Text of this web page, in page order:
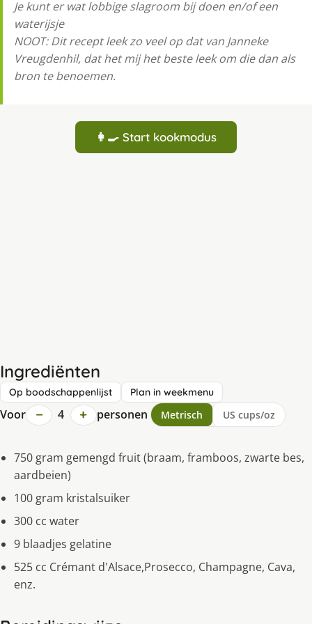
Je kunt er wat lobbige slagroom bij doen en/of een
waterijsje
NOOT: Dit recept leek zo veel op dat van Janneke
Vreugdenhil, dat het mij het beste leek om die dan als
bron te benoemen.
👩‍🍳 Start kookmodus
Ingrediënten
Op boodschappenlijst Plan in weekmenu
Voor − 4 + personen Metrisch US cups/oz
750 gram gemengd fruit (braam, framboos, zwarte bes,
aardbeien)
100 gram kristalsuiker
300 cc water
9 blaadjes gelatine
525 cc Crémant d'Alsace,Prosecco, Champagne, Cava,
enz.